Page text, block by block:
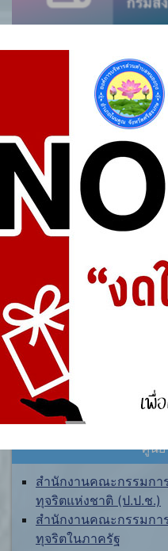
ศูนย์
สำนักงานคณะกรรมกา
ทุจริตแห่งชาติ (ป.ป.ช.)
สำนักงานคณะกรรมกา
ทุจริตในภาครัฐ